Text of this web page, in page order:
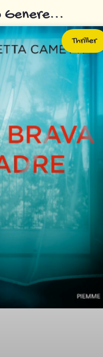
Genere...
Thriller